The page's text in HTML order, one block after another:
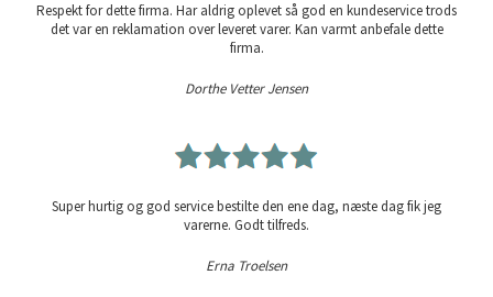
Respekt for dette firma. Har aldrig oplevet så god en kundeservice trods
det var en reklamation over leveret varer. Kan varmt anbefale dette
firma.
Dorthe Vetter Jensen
Super hurtig og god service bestilte den ene dag, næste dag fik jeg
varerne. Godt tilfreds.
Erna Troelsen